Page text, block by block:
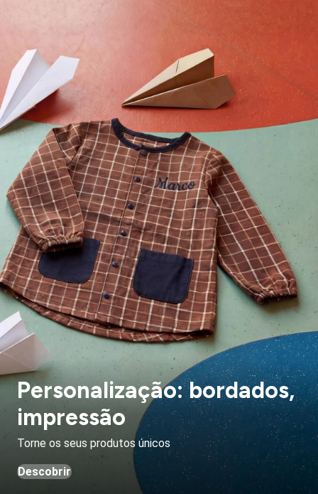
Personalização: bordados,
impressão
Torne os seus produtos únicos
Descobrir